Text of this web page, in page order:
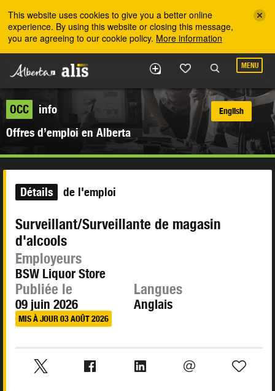
This website uses cookies to give you a better online
experience. By using this website or closing this message,
you are agreeing to our cookie policy. More information
MENU
OCC
info
Offres d’emploi en Alberta
English
Détails de l'emploi
Surveillant/Surveillante de magasin
d'alcools
Employeurs
BSW Liquor Store
Publiée le
09 juin 2026
MIS À JOUR 03 AOÛT 2026
Langues
Anglais